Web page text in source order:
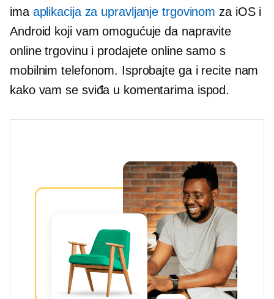
ima aplikacija za upravljanje trgovinom za iOS i
Android koji vam omogućuje da napravite
online trgovinu i prodajete online samo s
mobilnim telefonom. Isprobajte ga i recite nam
kako vam se sviđa u komentarima ispod.